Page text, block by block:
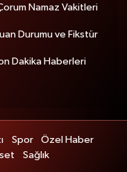
Namaz Vakitleri
Durumu ve Fikstür
Dakika Haberleri
Spor
Özel Haber
Sağlık